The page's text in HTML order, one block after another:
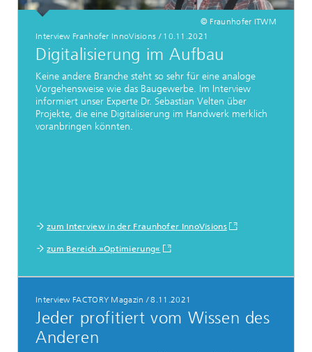
© Fraunhofer ITWM
Interview Franhofer InnoVisions / 10.11.2021
Digitalisierung im Aufbau
Keine andere Branche steht so sehr für eine analoge
Vorgehensweise wie das Baugewerbe. Im Interview
informiert unser Experte Dr. Sebastian Velten über
Projekte, die eine Digitalisierung im Handwerk merklich
voranbringen könnten.
zum Interview in der Fraunhofer InnoVisions
zum Bereich »Optimierung«
Interview FACTORY Magazin /8.11.2021
Jeder profitiert vom Wissen des
Anderen